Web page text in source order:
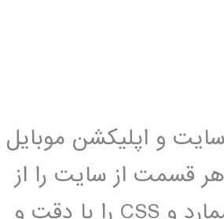
و اپلیکشن موبایل
قسمت از سایت را از
طراحان بگیرد و با زحمت و مشقت زیاد پیکسل را بشمارد و CSS را با دقت و